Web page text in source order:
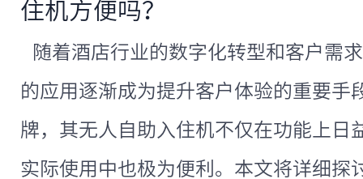
住机方便吗？
随着酒店行业的数字化转型和客户需
的应用逐渐成为提升客户体验的重要手
牌，其无人自助入住机不仅在功能上日
实际使用中也极为便利。本文将详细探